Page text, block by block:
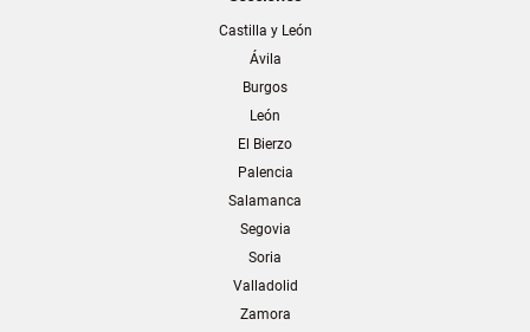
Castilla y León
Ávila
Burgos
León
El Bierzo
Palencia
Salamanca
Segovia
Soria
Valladolid
Zamora